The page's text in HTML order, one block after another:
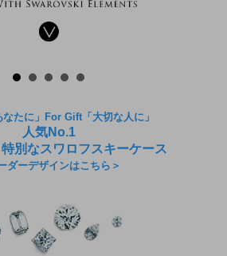
たに」For Gift「大切な人に」
人気No.1
別なスワロフスキーケース
ダーデザインはこちら＞